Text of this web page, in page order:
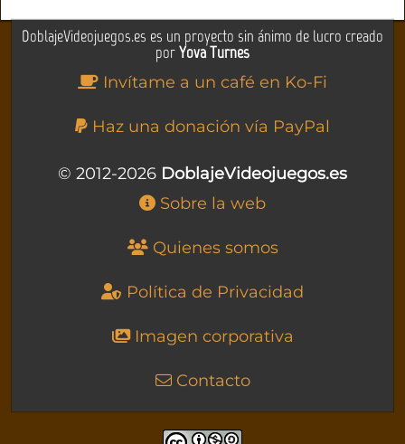
DoblajeVideojuegos.es es un proyecto sin ánimo de lucro creado
porYova Turnes
Invítame a un café en Ko-Fi
Haz una donación vía PayPal
© 2012-2026 DoblajeVideojuegos.es
Sobre la web
Quienes somos
Política de Privacidad
Imagen corporativa
Contacto